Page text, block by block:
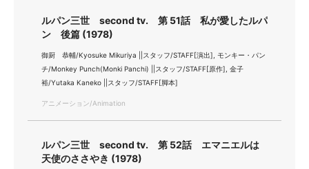
ルパン三世 second tv. 第 51話 私が愛したルパ
ン 後篇 (1978)
御厨 恭輔/Kyosuke Mikuriya ||スタッフ/STAFF[演出], モンキー・パン
チ/Monkey Punch(Monki Panchi) ||スタッフ/STAFF[原作], 金子
裕/Yutaka Kaneko ||スタッフ/STAFF[脚本]
アニメーション/Animation
ルパン三世 second tv. 第 52話 エマニエルは
天使のささやき (1978)